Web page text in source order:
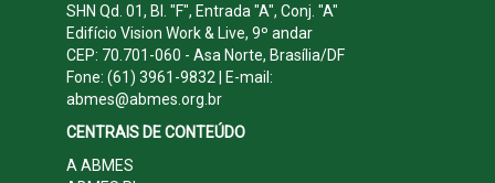
SHN Qd. 01, Bl. "F", Entrada "A", Conj. "A"
Edifício Vision Work & Live, 9º andar
CEP: 70.701-060 - Asa Norte, Brasília/DF
Fone: (61) 3961-9832 | E-mail:
abmes@abmes.org.br
CENTRAIS DE CONTEÚDO
A ABMES